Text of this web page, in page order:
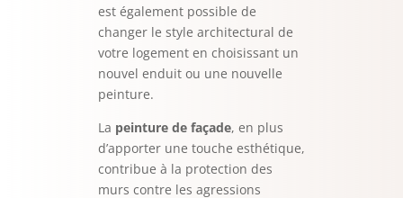
est également possible de
changer le style architectural de
votre logement en choisissant un
nouvel enduit ou une nouvelle
peinture.
La peinture de façade, en plus
d’apporter une touche esthétique,
contribue à la protection des
murs contre les agressions